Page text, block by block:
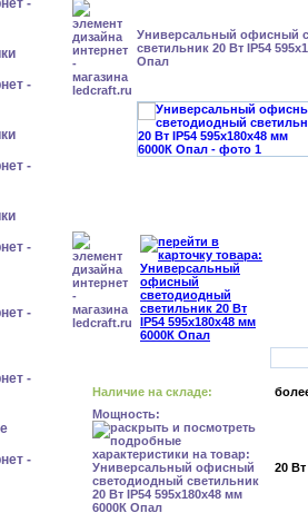
Универсальный офисный
светильник 20 Вт IP54
Опал
Наличие на складе:
Мощность:
20 Вт